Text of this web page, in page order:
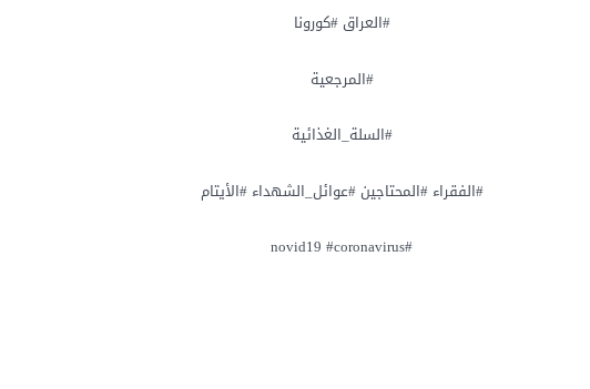
#العراق #كورونا
#المرجعية
#السلة_الغذائية
#الفقراء #المحتاجين #عوائل_الشهداء #الأيتام
‏#novid19 #coronavirus